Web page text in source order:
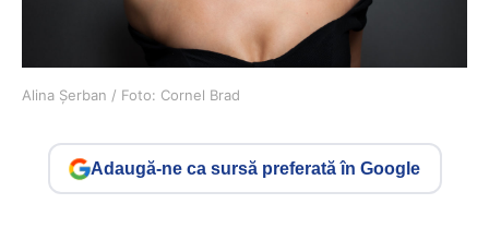
Alina Șerban / Foto: Cornel Brad
Adaugă-ne ca sursă preferată în Google